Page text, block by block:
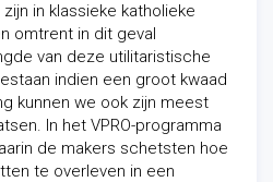
in klassieke katholieke
omtrent in dit geval
van deze utilitaristische
indien een groot kwaad
kunnen we ook zijn meest
In het VPRO-programma
de makers schetsten hoe
te overleven in een